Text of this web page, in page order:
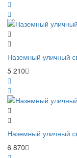
Наземный уличный
5 210
Наземный уличный
6 870